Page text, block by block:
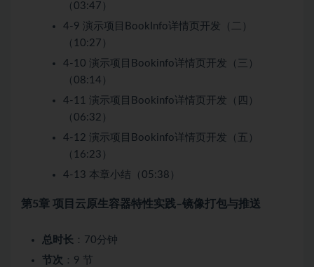
（03:47）
4-9 演示项目BookInfo详情页开发（二）
（10:27）
4-10 演示项目Bookinfo详情页开发（三）
（08:14）
4-11 演示项目Bookinfo详情页开发（四）
（06:32）
4-12 演示项目Bookinfo详情页开发（五）
（16:23）
4-13 本章小结（05:38）
第5章 项目云原生容器特性实践–镜像打包与推送
总时长 ：70分钟
节次 ：9 节